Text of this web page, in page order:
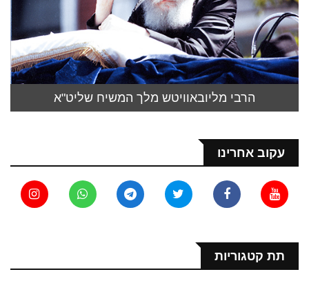
הרבי מליובאוויטש מלך המשיח שליט"א
עקוב אחרינו
תת קטגוריות